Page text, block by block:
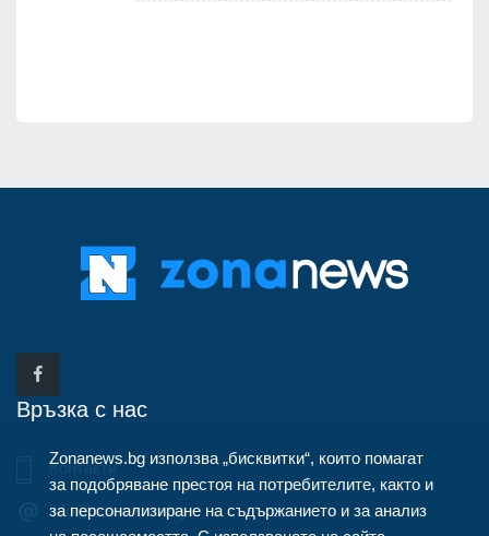
Връзка с нас
Контакти
info@zonanews.bg
Zonanews.bg използва „бисквитки“, които помагат
за подобряване престоя на потребителите, както и
за персонализиране на съдържанието и за анализ